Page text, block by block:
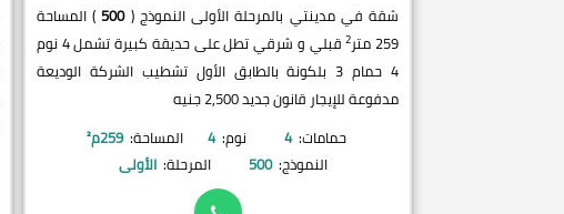
شقة في مدينتي بالمرحلة الأولى النموذج (500) المساحة
259 متر
2
قبلي و شرقي تطل على حديقة كبيرة تشمل 4 نوم
4 حمام 3 بلكونة بالطابق الأول تشطيب الشركة الوديعة
مدفوعة للإيجار قانون جديد 2,500 جنيه
حمامات: 4 نوم: 4 المساحة: 259م²
النموذج: 500 المرحلة: الأولى